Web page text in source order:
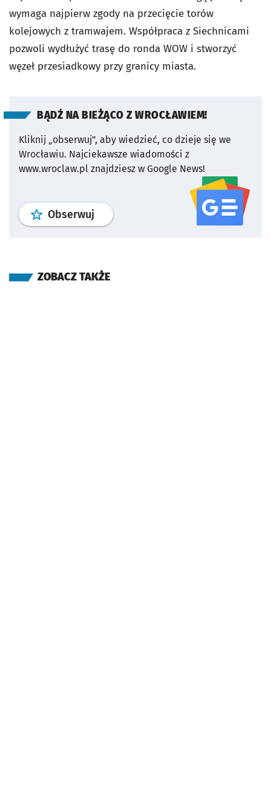
wymaga najpierw zgody na przecięcie torów
kolejowych z tramwajem. Współpraca z Siechnicami
pozwoli wydłużyć trasę do ronda WOW i stworzyć
węzeł przesiadkowy przy granicy miasta.
BĄDŹ NA BIEŻĄCO Z WROCŁAWIEM!
Kliknij „obserwuj”, aby wiedzieć, co dzieje się we
Wrocławiu. Najciekawsze wiadomości z
www.wroclaw.pl znajdziesz w Google News!
Obserwuj profil serwisu
ZOBACZ TAKŻE